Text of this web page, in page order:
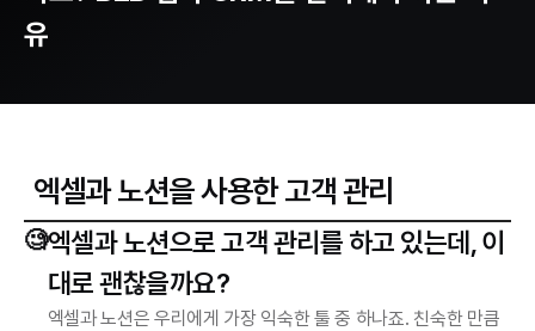
로그인 무료로 시작하기
why CRM
로그인
유
엑셀과 노션을 사용한 고객 관리
🧐엑셀과 노션으로 고객 관리를 하고 있는데, 이
대로 괜찮을까요?
엑셀과 노션은 우리에게 가장 익숙한 툴 중 하나죠. 친숙한 만큼